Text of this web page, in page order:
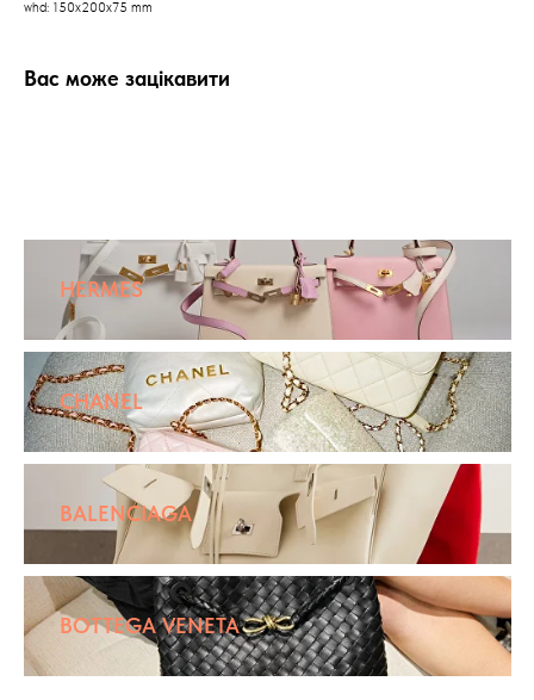
whd: 150x200x75 mm
Вас може зацікавити
HERMES
CHANEL
BALENCIAGA
BOTTEGA VENETA